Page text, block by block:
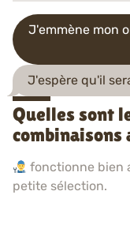
J'emmène mon
J'espère qu'il
Quelles sont
combinaisons
fonctionne bien
petite sélection.